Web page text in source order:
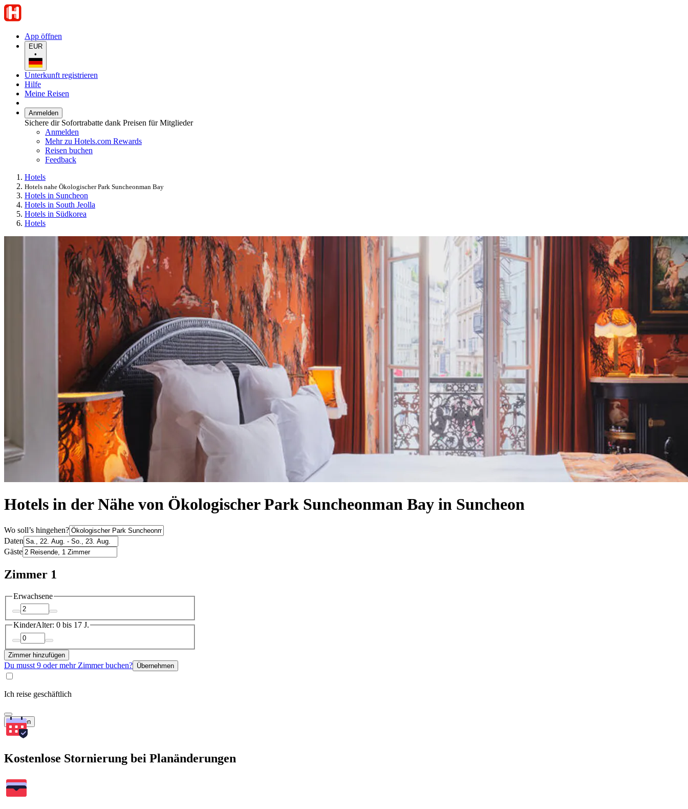
App öffnen
EUR
•
Unterkunft registrieren
Hilfe
Meine Reisen
Anmelden
Sichere dir Sofortrabatte dank Preisen für Mitglieder
Anmelden
Mehr zu Hotels.com Rewards
Reisen buchen
Feedback
Hotels
Hotels nahe Ökologischer Park Suncheonman Bay
Hotels in Suncheon
Hotels in South Jeolla
Hotels in Südkorea
Hotels
Hotels in der Nähe von Ökologischer Park Suncheonman Bay in Suncheon
Wo soll’s hingehen?
Daten
Gäste
Zimmer 1
Erwachsene
KinderAlter: 0 bis 17 J.
Zimmer hinzufügen
Du musst 9 oder mehr Zimmer buchen? Übernehmen
Ich reise geschäftlich
Suchen
Kostenlose Stornierung bei Planänderungen